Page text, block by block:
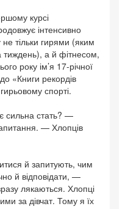
курсі
інтенсивно
тільки гирями (яким
тиждень), а й фітнесом,
року ім’я 17-річної
«Книги рекордів
спорті.
сильна стать? —
— Хлопців
й запитують, чим
й відповідати, —
лякаються. Хлопці
за дівчат. Тому я їх